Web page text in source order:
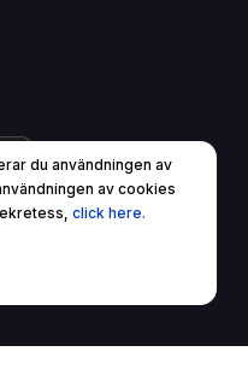
du användningen av
av cookies
click here.
reserverade.